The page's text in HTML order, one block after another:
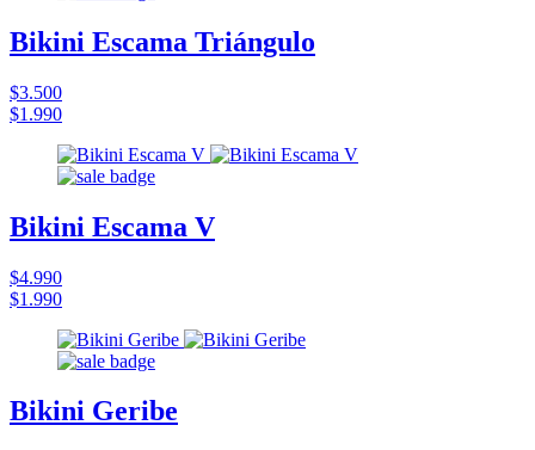
Bikini Escama Triángulo
$3.500
$1.990
Bikini Escama V
$4.990
$1.990
Bikini Geribe